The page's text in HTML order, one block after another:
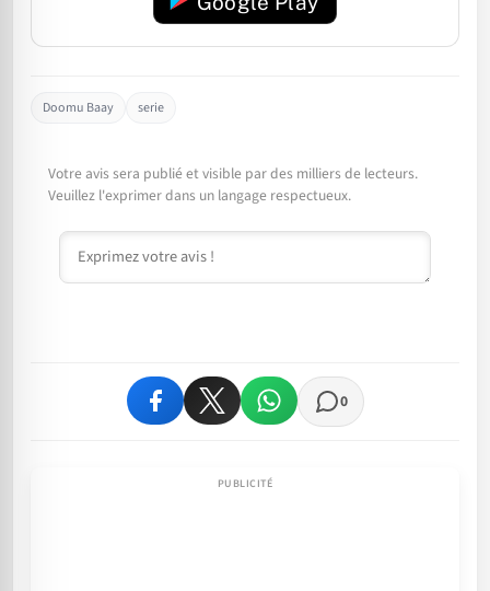
Doomu Baay serie
Votre avis sera publié et visible par des milliers de lecteurs.
Veuillez l'exprimer dans un langage respectueux.
Commentaire
0